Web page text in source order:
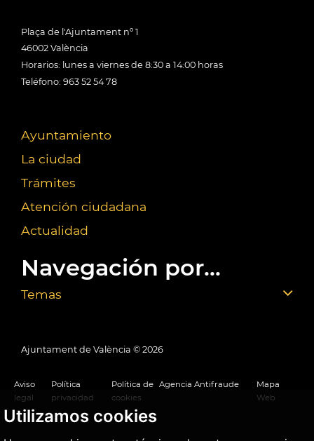
Utilizamos cookies
Plaça de l'Ajuntament nº 1
46002 València
Horarios: lunes a viernes de 8:30 a 14:00 horas
Teléfono: 963 52 54 78
Ayuntamiento
La ciudad
Trámites
Atención ciudadana
Actualidad
Navegación por...
Temas
Ajuntament de València © 2026
Aviso
legal
Política
privacidad
Política de
cookies
Agencia Antifraude
Mapa
Web